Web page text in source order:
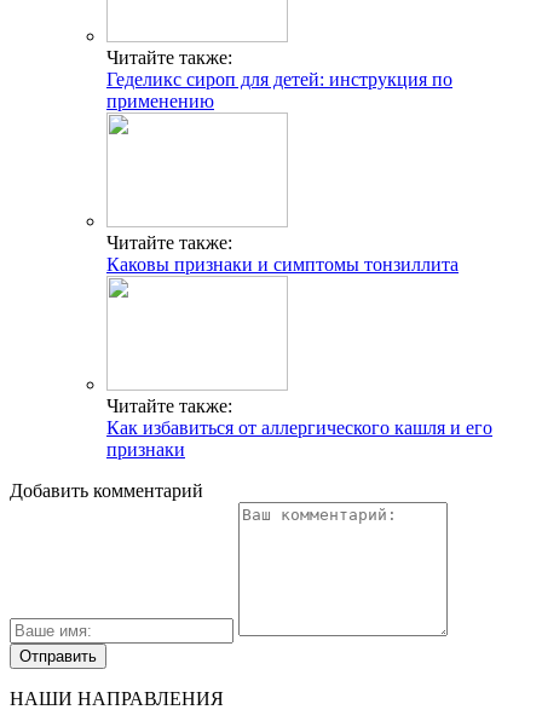
Читайте также:
Геделикс сироп для детей: инструкция по
применению
Читайте также:
Каковы признаки и симптомы тонзиллита
Читайте также:
Как избавиться от аллергического кашля и его
признаки
Добавить комментарий
НАШИ НАПРАВЛЕНИЯ